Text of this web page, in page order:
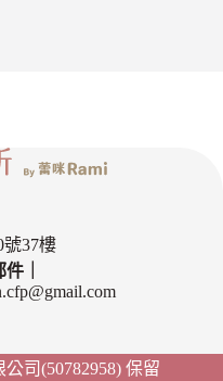
37樓
｜
司(50782958) 保留